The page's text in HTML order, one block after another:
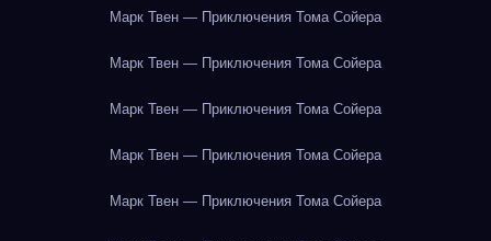
Марк Твен — Приключения Тома Сойера
Марк Твен — Приключения Тома Сойера
Марк Твен — Приключения Тома Сойера
Марк Твен — Приключения Тома Сойера
Марк Твен — Приключения Тома Сойера